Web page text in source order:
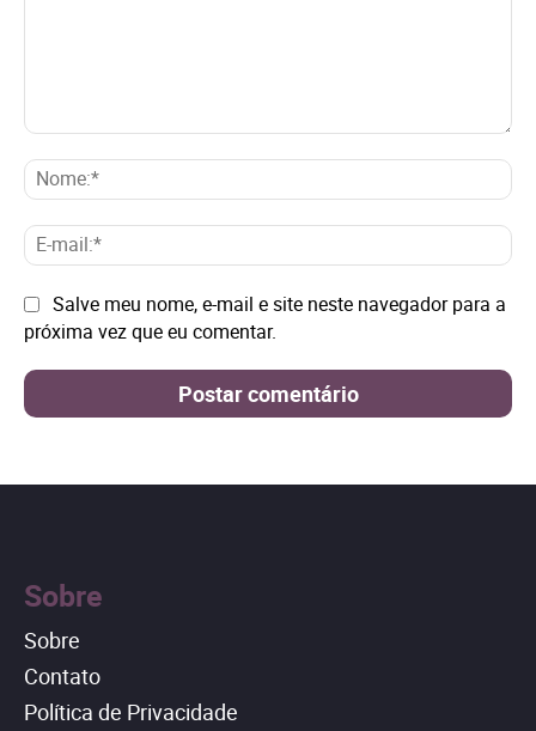
E-
Site: Salve meu nome, e-mail e site neste navegador para a
próxima vez que eu comentar.
Sobre
Sobre
Contato
Política de Privacidade